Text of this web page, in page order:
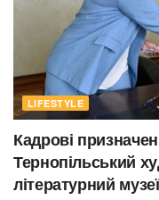
LIFESTYLE
Кадрові
Тернопільський
літературний